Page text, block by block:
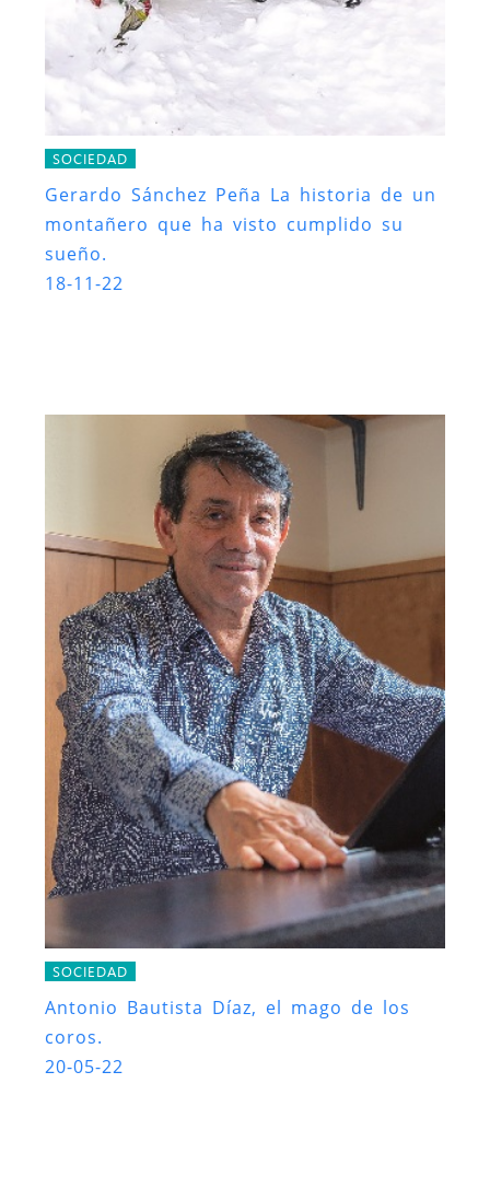
SOCIEDAD
Gerardo Sánchez Peña La historia de un
montañero que ha visto cumplido su
sueño.
18-11-22
SOCIEDAD
Antonio Bautista Díaz, el mago de los
coros.
20-05-22